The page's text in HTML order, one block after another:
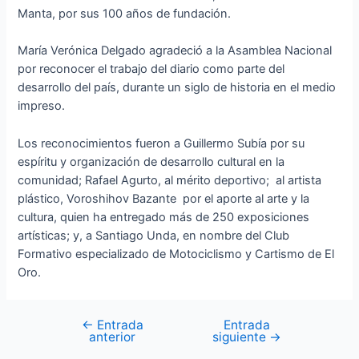
Manta, por sus 100 años de fundación.
María Verónica Delgado agradeció a la Asamblea Nacional
por reconocer el trabajo del diario como parte del
desarrollo del país, durante un siglo de historia en el medio
impreso.
Los reconocimientos fueron a Guillermo Subía por su
espíritu y organización de desarrollo cultural en la
comunidad; Rafael Agurto, al mérito deportivo; al artista
plástico, Voroshihov Bazante por el aporte al arte y la
cultura, quien ha entregado más de 250 exposiciones
artísticas; y, a Santiago Unda, en nombre del Club
Formativo especializado de Motociclismo y Cartismo de El
Oro.
← Entrada
anterior
Entrada
siguiente →